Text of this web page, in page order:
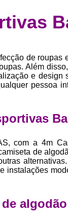
de roupas
Além
e design
pessoa
com a 4m
de
instalações